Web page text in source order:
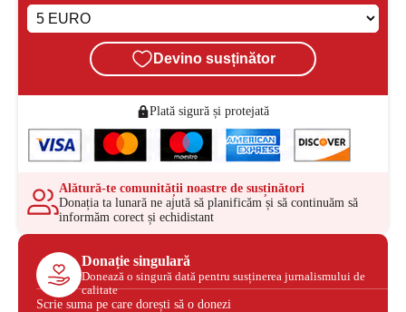
Devino susținător
Plată sigură și protejată
Alătură-te comunității noastre de susținători
Donația ta lunară ne ajută să planificăm și să continuăm să
informăm corect și echidistant
Donație singulară
Donează o singură dată pentru susținerea jurnalismului de
calitate
Scrie suma pe care dorești să o donezi